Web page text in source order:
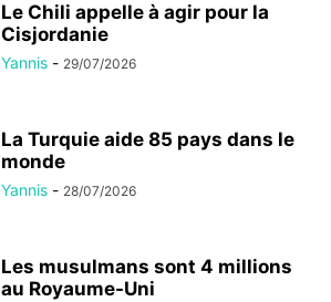
Le Chili appelle à agir pour la
Cisjordanie
Yannis - 29/07/2026
La Turquie aide 85 pays dans le
monde
Yannis - 28/07/2026
Les musulmans sont 4 millions
au Royaume-Uni